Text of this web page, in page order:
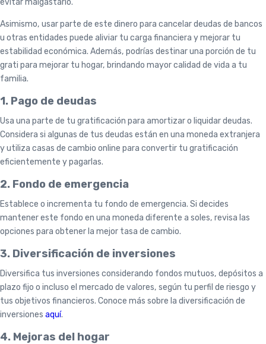
Asimismo, usar parte de este dinero para cancelar deudas de bancos
u otras entidades puede aliviar tu carga financiera y mejorar tu
estabilidad económica. Además, podrías destinar una porción de tu
grati para mejorar tu hogar, brindando mayor calidad de vida a tu
familia.
1. Pago de deudas
Usa una parte de tu gratificación para amortizar o liquidar deudas.
Considera si algunas de tus deudas están en una moneda extranjera
y utiliza casas de cambio online para convertir tu gratificación
eficientemente y pagarlas.
2. Fondo de emergencia
Establece o incrementa tu fondo de emergencia. Si decides
mantener este fondo en una moneda diferente a soles, revisa las
opciones para obtener la mejor tasa de cambio.
3. Diversificación de inversiones
Diversifica tus inversiones considerando fondos mutuos, depósitos a
plazo fijo o incluso el mercado de valores, según tu perfil de riesgo y
tus objetivos financieros. Conoce más sobre la diversificación de
inversiones aquí.
4. Mejoras del hogar